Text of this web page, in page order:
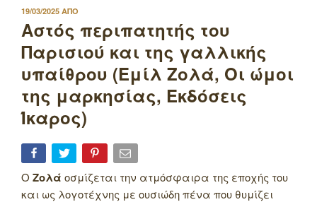
ΔΗΜΟΣΙΕΥΤΗΚΕ
ΣΤΙΣ
19/03/2025 ΑΠΟ
Αστός περιπατητής του
Παρισιού και της γαλλικής
υπαίθρου (Εμίλ Ζολά, Οι ώμοι
της μαρκησίας, Εκδόσεις
Ίκαρος)
Ο Ζολά οσμίζεται την ατμόσφαιρα της εποχής του
και ως λογοτέχνης με ουσιώδη πένα που θυμίζει